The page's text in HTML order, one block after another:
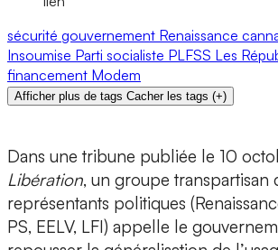
sécurité gouvernement Renaissance
Insoumise Parti socialiste PLFSS Les
financement Modem
Afficher plus de tags Cacher les tags (+)
Dans une tribune publiée le 10
Libération, un groupe transpartisan
représentants politiques
PS, EELV, LFI) appelle le